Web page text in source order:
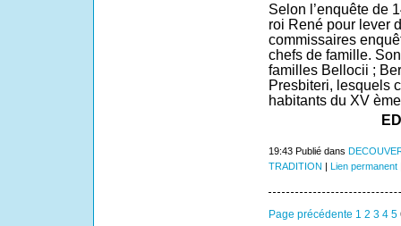
Selon l’enquête de
roi René pour lever
commissaires
chefs de famille.
familles Bellocii ;
Presbiteri, lesquels
habitants du XV
19:43 Publié dans
TRADITION | Lien permanent
Page précédente 1 2 3 4 5